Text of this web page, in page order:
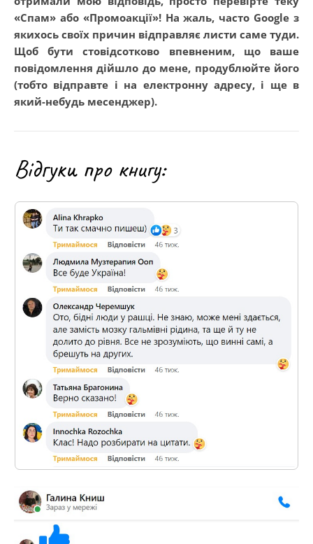
«Спам» або «Промоакції»! На жаль, часто Google з
якихось своїх причин відправляє листи саме туди.
Щоб бути стовідсотково впевненим, що ваше
повідомлення дійшло до мене, продублюйте його
(тобто відправте і на електронну адресу, і ще в
який-небудь месенджер).
Відгуки про книгу: